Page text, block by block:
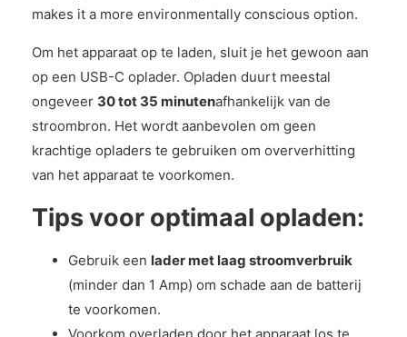
makes it a more environmentally conscious option.
Om het apparaat op te laden, sluit je het gewoon aan
op een USB-C oplader. Opladen duurt meestal
ongeveer 30 tot 35 minutenafhankelijk van de
stroombron. Het wordt aanbevolen om geen
krachtige opladers te gebruiken om oververhitting
van het apparaat te voorkomen.
Tips voor optimaal opladen:
Gebruik een lader met laag stroomverbruik
(minder dan 1 Amp) om schade aan de batterij
te voorkomen.